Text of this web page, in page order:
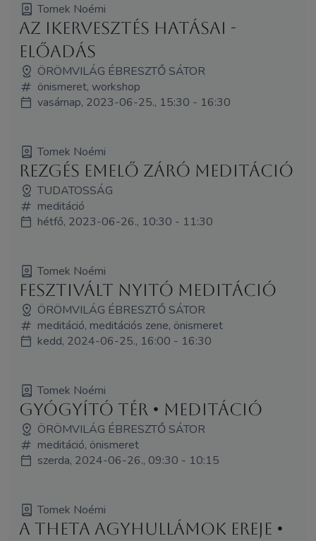
Tomek Noémi
Az ikervesztés hatásai -
előadás
ÖRÖMVILÁG ÉBRESZTŐ SÁTOR
önismeret, workshop
vasárnap, 2023-06-25., 15:30 - 16:30
Tomek Noémi
Rezgés emelő záró meditáció
TUDATOSSÁG
meditáció
hétfő, 2023-06-26., 10:30 - 11:30
Tomek Noémi
Fesztivált Nyitó meditáció
ÖRÖMVILÁG ÉBRESZTŐ SÁTOR
meditáció, meditációs zene, önismeret
kedd, 2024-06-25., 16:00 - 16:30
Tomek Noémi
Gyógyító tér • meditáció
ÖRÖMVILÁG ÉBRESZTŐ SÁTOR
meditáció, önismeret
szerda, 2024-06-26., 09:30 - 10:15
Tomek Noémi
A theta agyhullámok ereje •